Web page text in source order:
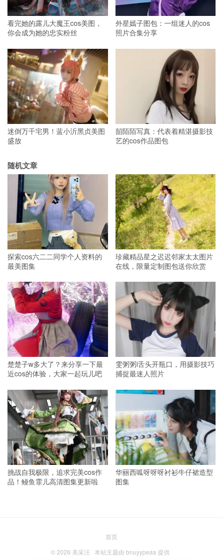
看完她的露儿大魔王cos美图，
你会成为她的忠实粉丝
外星嫣子图包：一组迷人的cos
照片合集分享
迷倒万千宅男！蓝小沂黑贞美图
盛放
韶陌陌写真：代表着精湛摄影技
艺的cos作品图包
随机文章
探索cos六二二同学个人资料的
最美图集
珍藏精品星之迟迟邻家太太图片
在线，限量定制图包送你欣赏
楚楚子w多大了？来分享一下最
近cos的体验，大家一起玩儿吧
雯粥粥i舌头开瓶口，用摄影技巧
捕捉最迷人照片
挑战自我极限，追求完美cos作
品！鳗鱼霏儿高清图集更新啦
华丽西呱呀呀呀衬衫牛仔裙造型
图集
首页
© 2026 美采汪 本站主题由 bnuyypeaa 提供